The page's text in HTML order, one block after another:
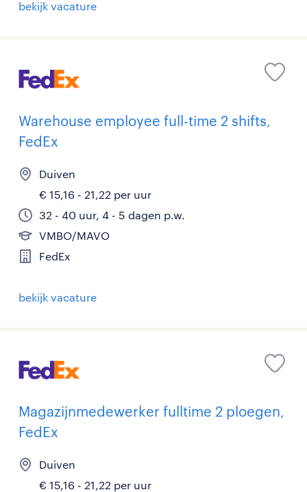
bekijk vacature
Warehouse employee full-time 2 shifts,
FedEx
Duiven
€ 15,16 - 21,22 per uur
32 - 40 uur, 4 - 5 dagen p.w.
VMBO/MAVO
FedEx
bekijk vacature
Magazijnmedewerker fulltime 2 ploegen,
FedEx
Duiven
€ 15,16 - 21,22 per uur